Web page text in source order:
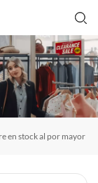
en stock al por mayor